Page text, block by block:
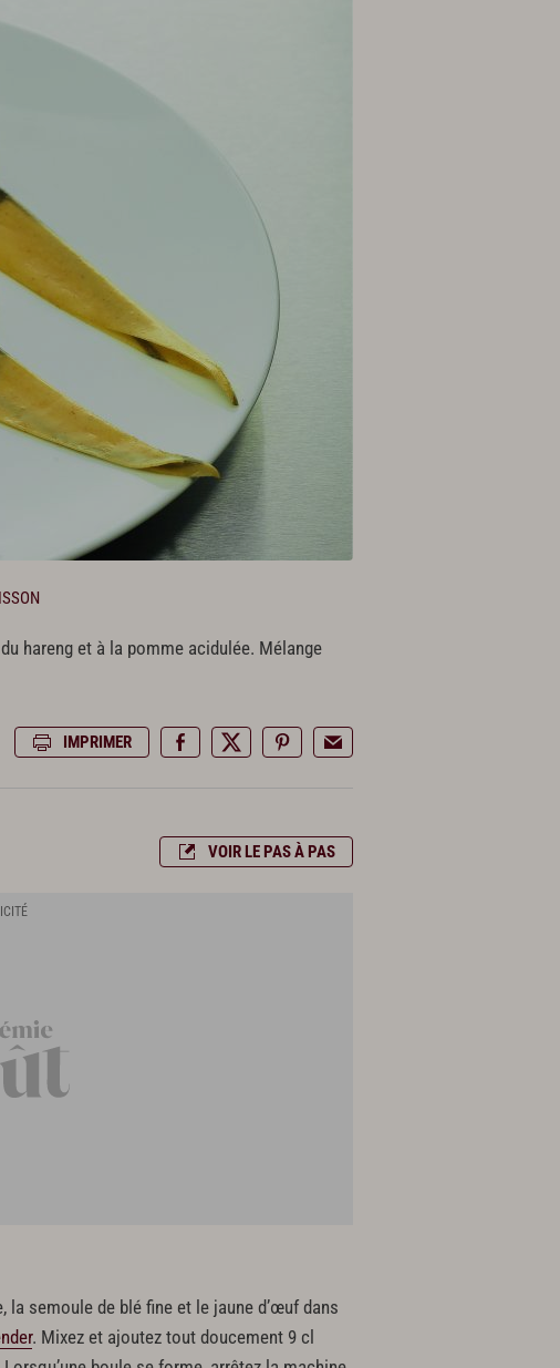
hareng et à la pomme acidulée. Mélange
IMPRIMER
VOIR LE PAS À PAS
la semoule de blé fine et le jaune d’œuf dans
. Mixez et ajoutez tout doucement 9 cl